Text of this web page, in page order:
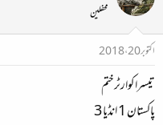
محفلین
اکتوبر 20، 2018
تیسرا کوارٹرختم
پاکستان 1 انڈیا 3